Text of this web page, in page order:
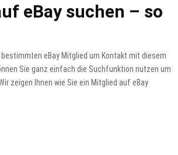
eBay suchen – so
eBay Mitglied um Kontakt mit diesem
Sie ganz einfach die Suchfunktion nutzen um
zeigen Ihnen wie Sie ein Mitglied auf eBay